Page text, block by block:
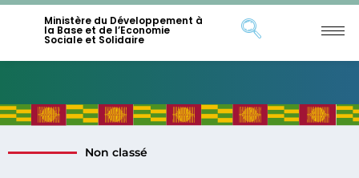
Ministère du Développement à
la Base et de l’Economie
Sociale et Solidaire
Non classé